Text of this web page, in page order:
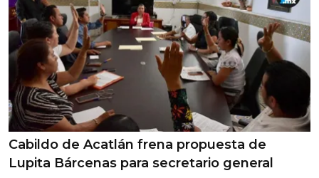
Cabildo de Acatlán frena propuesta de
Lupita Bárcenas para secretario general